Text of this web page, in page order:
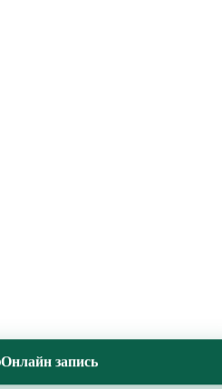
Онлайн запись